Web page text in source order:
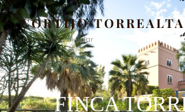
CORTIJO TORREALTA
Torre De Mondújar
FINCA